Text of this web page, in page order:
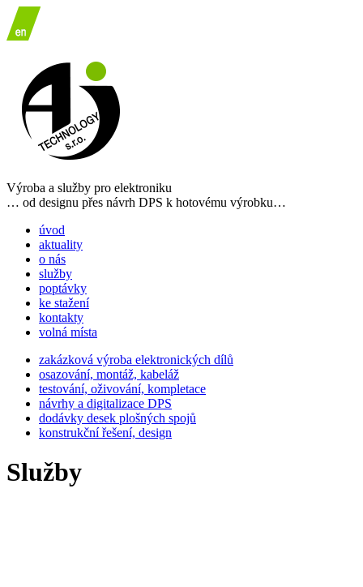
Výroba a služby pro elektroniku
… od designu přes návrh DPS k hotovému výrobku…
úvod
aktuality
o nás
služby
poptávky
ke stažení
kontakty
volná místa
zakázková výroba elektronických dílů
osazování, montáž, kabeláž
testování, oživování, kompletace
návrhy a digitalizace DPS
dodávky desek plošných spojů
konstrukční řešení, design
Služby